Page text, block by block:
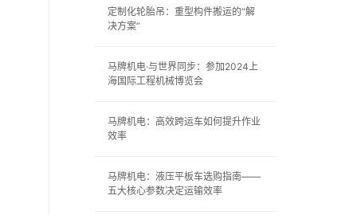
定制化轮胎吊：重型构件搬运的“解
决方案”
马牌机电·与世界同步：参加2024上
海国际工程机械博览会
马牌机电：高效跨运车如何提升作业
效率
马牌机电：液压平板车选购指南——
五大核心参数决定运输效率